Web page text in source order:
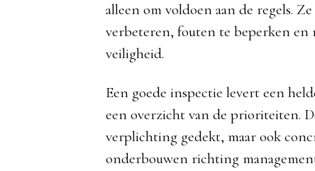
alleen om voldoen aan de regels.
verbeteren, fouten te beperken
veiligheid.
Een goede inspectie levert een
een overzicht van de prioriteiten.
verplichting gedekt, maar ook
onderbouwen richting